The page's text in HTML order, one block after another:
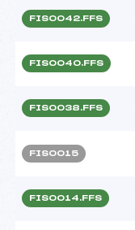
FIS0042.FFS
FIS0040.FFS
FIS0038.FFS
FIS0015
FIS0014.FFS